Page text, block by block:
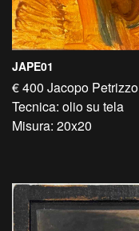
JAPE01
€ 400 Jacopo Petrizzo
Tecnica: olio su tela
Misura: 20x20